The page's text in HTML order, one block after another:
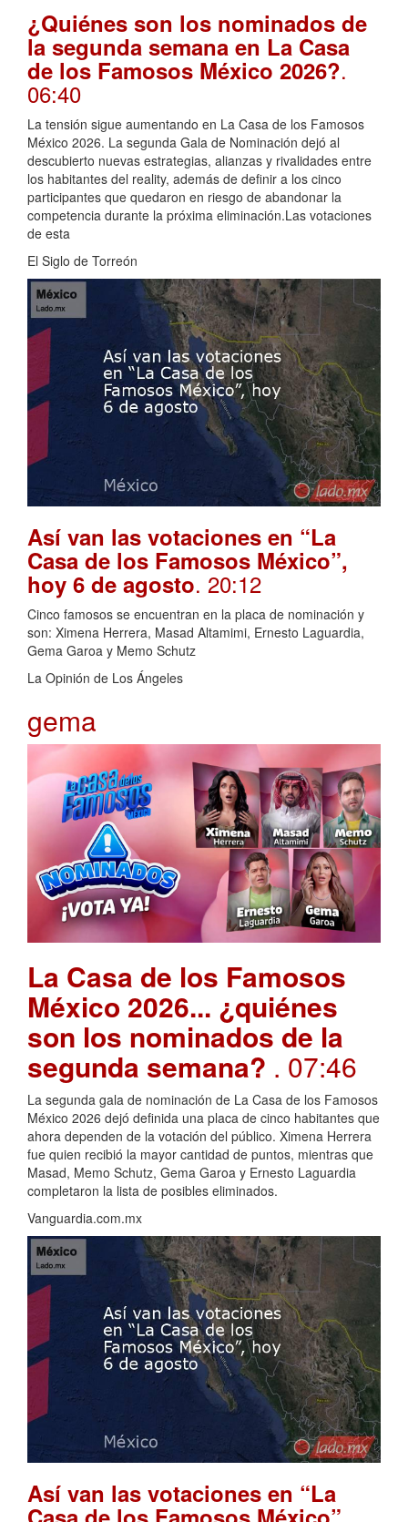
¿Quiénes son los nominados de
la segunda semana en La Casa
de los Famosos México 2026?.
06:40
La tensión sigue aumentando en La Casa de los Famosos
México 2026. La segunda Gala de Nominación dejó al
descubierto nuevas estrategias, alianzas y rivalidades entre
los habitantes del reality, además de definir a los cinco
participantes que quedaron en riesgo de abandonar la
competencia durante la próxima eliminación.Las votaciones
de esta
El Siglo de Torreón
Así van las votaciones en “La
Casa de los Famosos México”,
hoy 6 de agosto. 20:12
Cinco famosos se encuentran en la placa de nominación y
son: Ximena Herrera, Masad Altamimi, Ernesto Laguardia,
Gema Garoa y Memo Schutz
La Opinión de Los Ángeles
gema
La Casa de los Famosos
México 2026... ¿quiénes
son los nominados de la
segunda semana? . 07:46
La segunda gala de nominación de La Casa de los Famosos
México 2026 dejó definida una placa de cinco habitantes que
ahora dependen de la votación del público. Ximena Herrera
fue quien recibió la mayor cantidad de puntos, mientras que
Masad, Memo Schutz, Gema Garoa y Ernesto Laguardia
completaron la lista de posibles eliminados.
Vanguardia.com.mx
Así van las votaciones en “La